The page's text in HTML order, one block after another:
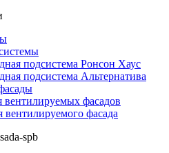
подсистема Ронсон Хаус
подсистема Альтернатива
вентилируемых фасадов
вентилируемого фасада